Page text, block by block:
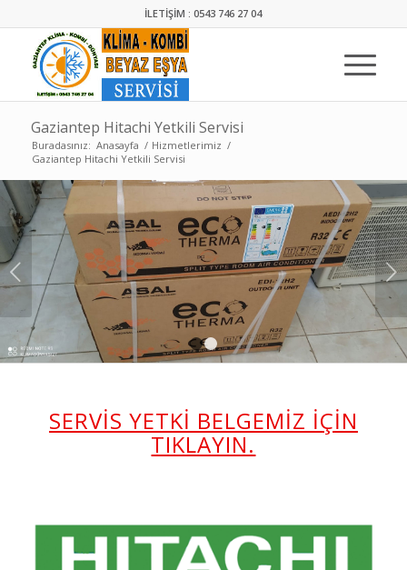
İLETİŞİM : 0543 746 27 04
Gaziantep Hitachi Yetkili Servisi
Buradasınız: Anasayfa / Hizmetlerimiz /
Gaziantep Hitachi Yetkili Servisi
Sonraki
SERVİS YETKİ BELGEMİZ İÇİN
TIKLAYIN.